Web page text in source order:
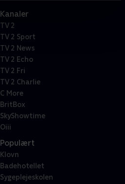
Kanaler
TV 2
TV 2 Sport
TV 2 News
TV 2 Echo
TV 2 Fri
TV 2 Charlie
C More
BritBox
SkyShowtime
Oiii
Populært
Klovn
Badehotellet
Sygeplejeskolen